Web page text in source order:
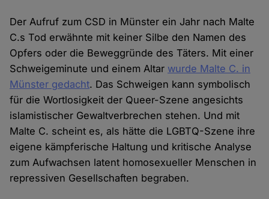
Der Aufruf zum CSD in Münster ein Jahr nach Malte
C.s Tod erwähnte mit keiner Silbe den Namen des
Opfers oder die Beweggründe des Täters. Mit einer
Schweigeminute und einem Altar wurde Malte C. in
Münster gedacht. Das Schweigen kann symbolisch
für die Wortlosigkeit der Queer-Szene angesichts
islamistischer Gewaltverbrechen stehen. Und mit
Malte C. scheint es, als hätte die LGBTQ-Szene ihre
eigene kämpferische Haltung und kritische Analyse
zum Aufwachsen latent homosexueller Menschen in
repressiven Gesellschaften begraben.